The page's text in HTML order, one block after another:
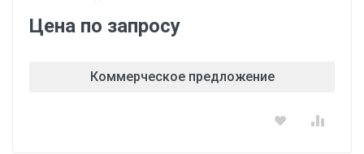
Цена по запросу
Коммерческое предложение